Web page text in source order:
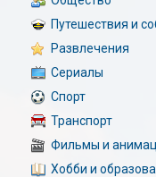
Путешествия и
Развлечения
Сериалы
Спорт
Транспорт
Фильмы и
Хобби и